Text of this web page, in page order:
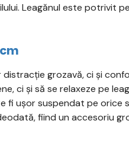
Leagănul este potrivit
grozavă, ci și
ci și să se relaxeze pe
fi ușor suspendat pe orice
fiind un accesoriu